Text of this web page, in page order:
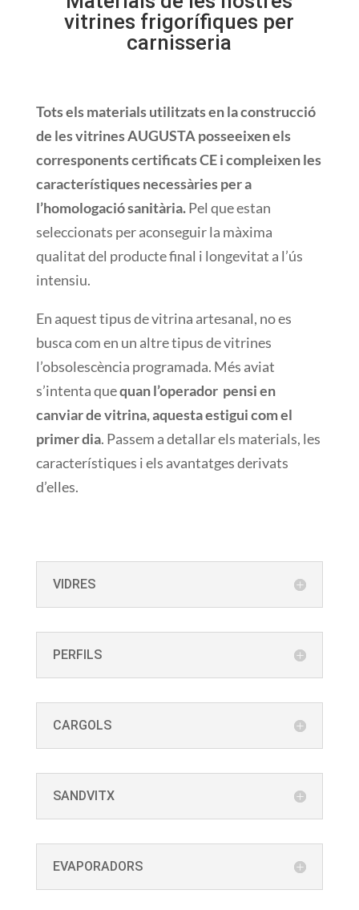
vitrines frigorífiques per
carnisseria
Totselsmaterialsutilitzats en laconstrucció
de lesvitrinesAUGUSTAposseeixen els
corresponentscertificatsCE icompleixenles
característiquesnecessàriesper a
l’homologaciósanitària.Pel queestan
seleccionats per aconseguirla màxima
qualitatdel productefinal i longevitat a l’ús
intensiu.
En aquest tipusde vitrina artesanal, no es
buscacomen un altretipusde vitrines
l’obsolescència programada. Més aviat
s’intenta quequanl’operador pensi en
canviarde vitrina,aquestaestiguicom el
primer dia. Passem a detallar els materials, les
característiques iels avantatges derivats
d’elles.
VIDRES
PERFILS
CARGOLS
SANDVITX
EVAPORADORS